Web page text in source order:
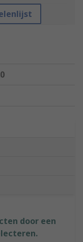
door een